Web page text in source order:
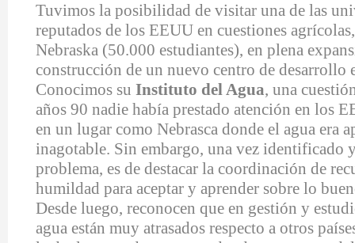
Tuvimos la posibilidad de visitar una de las
reputados de los EEUU en cuestiones
Nebraska (50.000 estudiantes), en plena
construcción de un nuevo centro de desarrollo
Conocimos su Instituto del Agua, una
años 90 nadie había prestado atención en los
en un lugar como Nebrasca donde el agua era
inagotable. Sin embargo, una vez identificado
problema, es de destacar la coordinación de
humildad para aceptar y aprender sobre lo
Desde luego, reconocen que en gestión y
agua están muy atrasados respecto a otros